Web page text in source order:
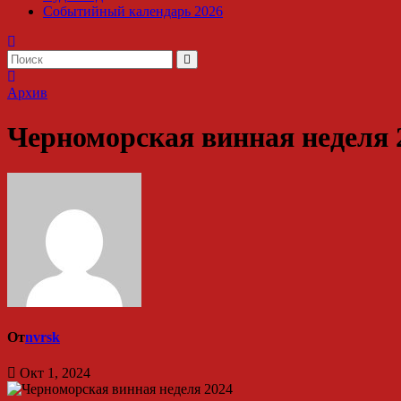
Событийный календарь 2026
Архив
Черноморская винная неделя
Отnvrsk
Окт 1, 2024